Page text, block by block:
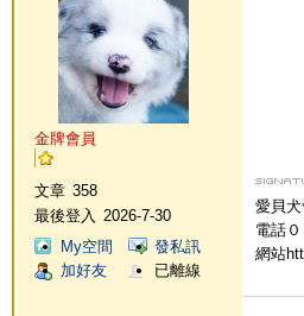
金牌會員
文章 358
最後登入
2026-7-30
My空間
發私訊
加好友
已離線
愛貝
電話
網站